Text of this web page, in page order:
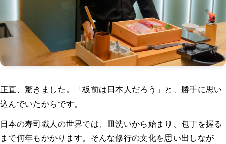
正直、驚きました。「板前は日本人だろう」と、勝手に思い
込んでいたからです。
日本の寿司職人の世界では、皿洗いから始まり、包丁を握る
まで何年もかかります。そんな修行の文化を思い出しなが